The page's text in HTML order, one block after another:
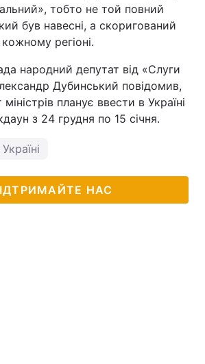
тобто не той повний
був навесні, а скоригований
кожному регіоні.
народний депутат від «Слуги
Дубинський повідомив,
планує ввести в Україні
з 24 грудня по 15 січня.
НАС